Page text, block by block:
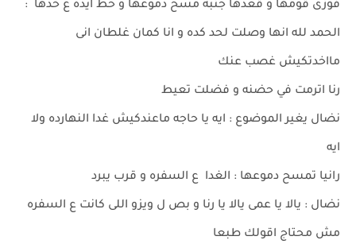
فوزى قومها و قعدها جنبه مسح دموعها و حط ايده ع خدها :
الحمد لله انها وصلت لحد كده و انا كمان غلطان انى
مااخدتكيش غصب عنك
رنا اترمت في حضنه و فضلت تعيط
نضال يغير الموضوع : ايه يا حاجه ماعندكيش غدا النهارده ولا
ايه
رانيا تمسح دموعها : الغدا ع السفره و قرب يبرد
نضال : يالا يا عمى يالا يا رنا و بص ل ويزو اللى كانت ع السفره
مش محتاج اقولك طبعا